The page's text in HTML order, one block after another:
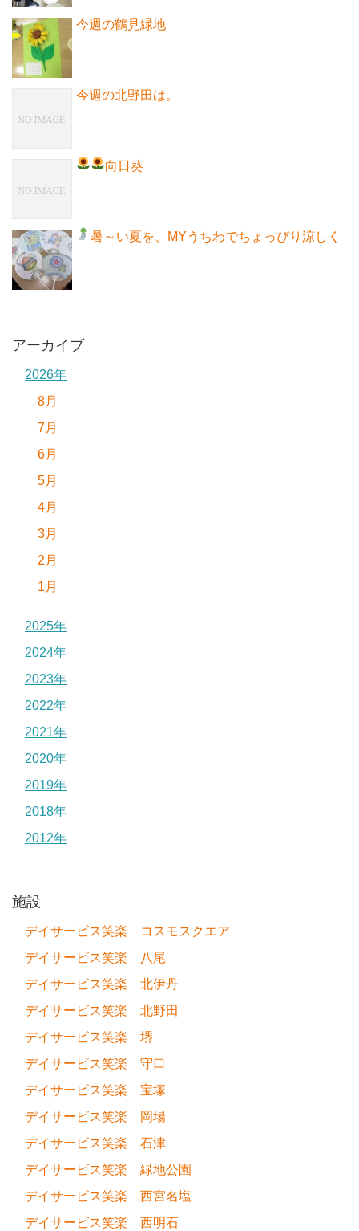
今週の鶴見緑地
今週の北野田は。
向日葵
暑～い夏を、MYうちわでちょっぴり涼しく
アーカイブ
2026年
8月
7月
6月
5月
4月
3月
2月
1月
2025年
2024年
2023年
2022年
2021年
2020年
2019年
2018年
2012年
施設
デイサービス笑楽 コスモスクエア
デイサービス笑楽 八尾
デイサービス笑楽 北伊丹
デイサービス笑楽 北野田
デイサービス笑楽 堺
デイサービス笑楽 守口
デイサービス笑楽 宝塚
デイサービス笑楽 岡場
デイサービス笑楽 石津
デイサービス笑楽 緑地公園
デイサービス笑楽 西宮名塩
デイサービス笑楽 西明石